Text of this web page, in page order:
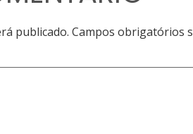
publicado. Campos obrigatórios